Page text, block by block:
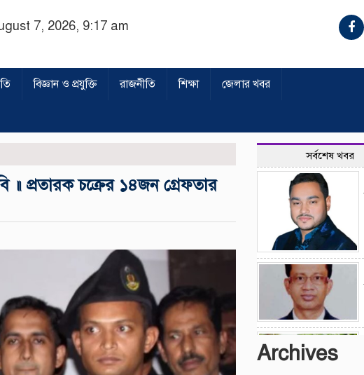
7, 2026, 9:17 am
বিজ্ঞান ও প্রযুক্তি রাজনীতি শিক্ষা জেলার খবর
॥ প্রতারক চক্রের ১৪জন গ্রেফতার
সর্বশেষ খবর
Archives